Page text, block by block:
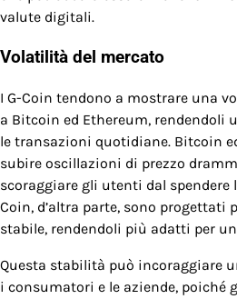
valute digitali.
Volatilità del mercato
I G-Coin tendono a mostrare una
a Bitcoin ed Ethereum, rendendoli
le transazioni quotidiane. Bitcoin
subire oscillazioni di prezzo
scoraggiare gli utenti dal spendere
Coin, d’altra parte, sono progettati
stabile, rendendoli più adatti per
Questa stabilità può incoraggiare
i consumatori e le aziende, poiché